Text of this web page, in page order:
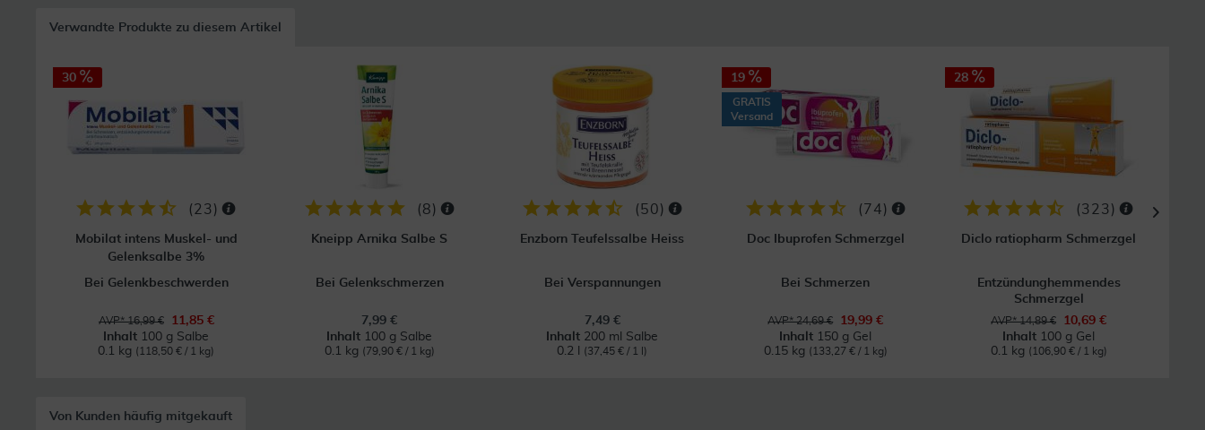
Verwandte Produkte zu diesem Artikel
30
(23)
Mobilat intens Muskel- und
Gelenksalbe 3%
Bei Gelenkbeschwerden
AVP* 16,99 €
11,85 €
Inhalt 100 g Salbe
0.1 kg (118,50 € / 1 kg)
(8)
Kneipp Arnika Salbe S
Bei Gelenkschmerzen
7,99 €
Inhalt 100 g Salbe
0.1 kg (79,90 € / 1 kg)
(50)
Enzborn Teufelssalbe Heiss
Bei Verspannungen
7,49 €
Inhalt 200 ml Salbe
0.2 l
(37,45 € / 1 l)
19
GRATIS
Versand
( 74)
Doc Ibuprofen Schmerzgel
Bei Schmerzen
AVP* 24,69 €
19,99 €
Inhalt 150 g Gel
0.15 kg (133,27 € / 1 kg)
28
(323)
Diclo ratiopharm Schmerzgel
Entzündunghemmendes
Schmerzgel
AVP* 14,89 €
10,69 €
Inhalt 100 g Gel
0.1 kg (106,90 € / 1 kg)
Von Kunden häufig mitgekauft